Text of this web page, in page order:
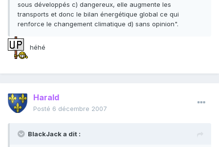
sous développés c) dangereux, elle augmente les
transports et donc le bilan énergétique global ce qui
renforce le changement climatique d) sans opinion".
héhé
Harald
Posté 6 décembre 2007
BlackJack a dit :